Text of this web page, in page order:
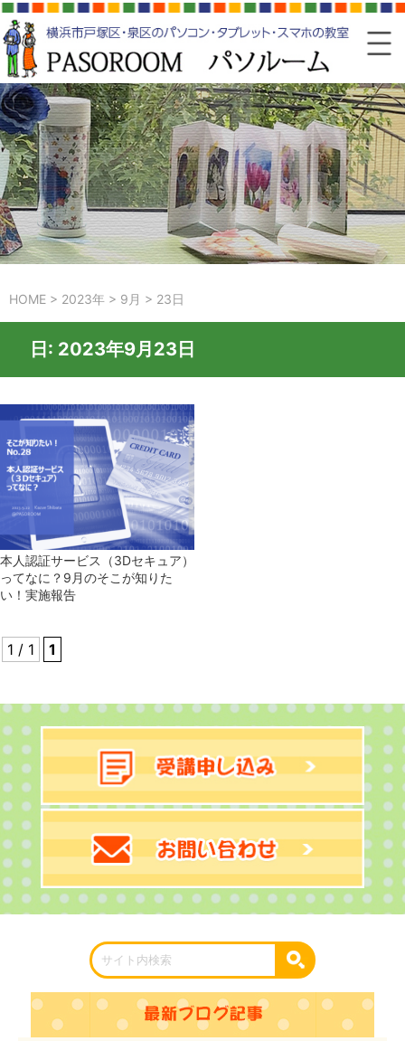
HOME > 2023年 > 9月 > 23日
日: 2023年9月23日
本人認証サービス（3Dセキュア）
ってなに？9月のそこが知りた
い！実施報告
1 / 1 1